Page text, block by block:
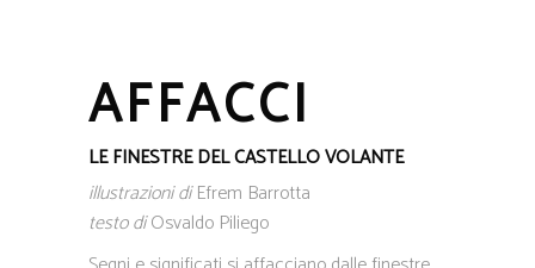
AFFACCI
LE FINESTRE DEL CASTELLO VOLANTE
illustrazioni diEfrem Barrotta
testo diOsvaldo Piliego